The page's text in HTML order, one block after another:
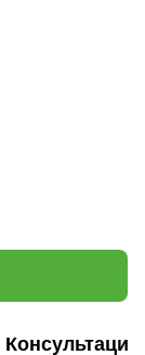
Консультация